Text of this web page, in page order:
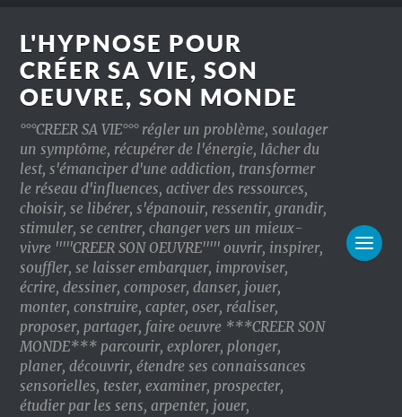
L'HYPNOSE POUR
CRÉER SA VIE, SON
OEUVRE, SON MONDE
°°°CREER SA VIE°°° régler un problème, soulager
un symptôme, récupérer de l'énergie, lâcher du
lest, s'émanciper d'une addiction, transformer
le réseau d'influences, activer des ressources,
choisir, se libérer, s'épanouir, ressentir, grandir,
stimuler, se centrer, changer vers un mieux-
vivre '''''CREER SON OEUVRE''''' ouvrir, inspirer,
souffler, se laisser embarquer, improviser,
écrire, dessiner, composer, danser, jouer,
monter, construire, capter, oser, réaliser,
proposer, partager, faire oeuvre ***CREER SON
MONDE*** parcourir, explorer, plonger,
planer, découvrir, étendre ses connaissances
sensorielles, tester, examiner, prospecter,
étudier par les sens, arpenter, jouer,